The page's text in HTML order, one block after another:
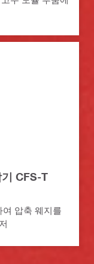
CFS-T
압축 웨지를